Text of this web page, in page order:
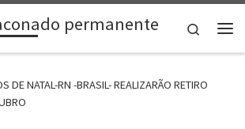
permanente
Search
DE NATAL-RN -BRASIL- REALIZARÃO RETIRO